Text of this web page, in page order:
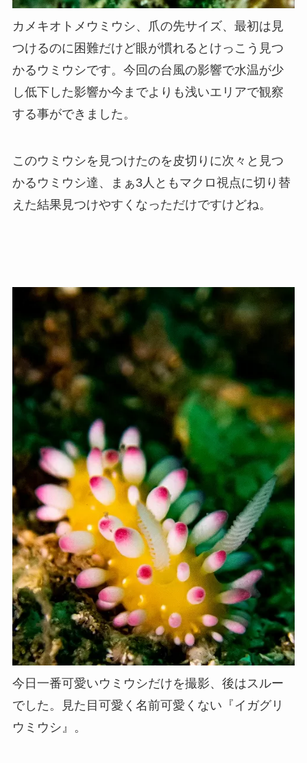
カメキオトメウミウシ、爪の先サイズ、最初は見
つけるのに困難だけど眼が慣れるとけっこう見つ
かるウミウシです。今回の台風の影響で水温が少
し低下した影響か今までよりも浅いエリアで観察
する事ができました。
このウミウシを見つけたのを皮切りに次々と見つ
かるウミウシ達、まぁ3人ともマクロ視点に切り替
えた結果見つけやすくなっただけですけどね。
今日一番可愛いウミウシだけを撮影、後はスルー
でした。見た目可愛く名前可愛くない『イガグリ
ウミウシ』。